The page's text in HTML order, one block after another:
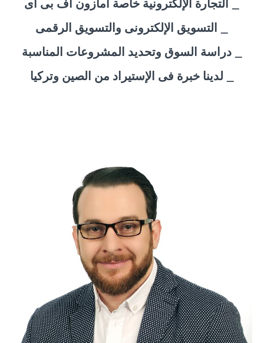
دراسة السوق وتحديد المشروعات المناسبة _